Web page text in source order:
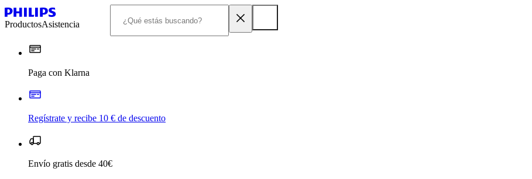
ProductosAsistencia
Paga con Klarna
Regístrate y recibe 10 € de descuento
Envío gratis desde 40€